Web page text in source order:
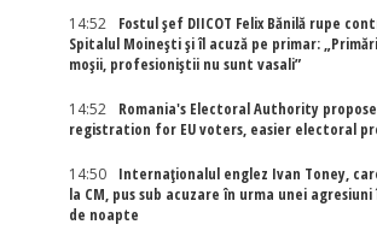
14:52
Fostul șef DIICOT Felix Bănilă rupe
Spitalul Moinești și îl acuză pe primar:
moșii, profesioniștii nu sunt vasali”
14:52
Romania's Electoral Authority
registration for EU voters, easier electoral
14:50
Internaţionalul englez Ivan Toney,
la CM, pus sub acuzare în urma unei
de noapte